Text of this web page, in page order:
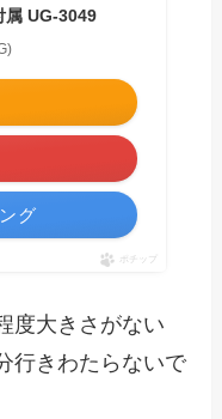
属 UG-3049
グ
ポチップ
度大きさがない
行きわたらないで